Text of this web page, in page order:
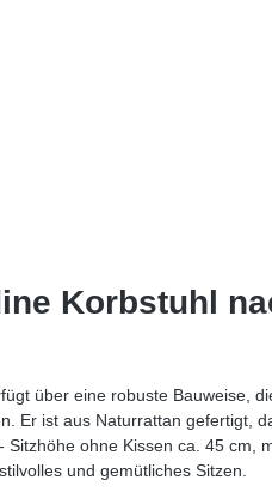
Korbstuhl
über eine robuste Bauweise,
Er ist aus Naturrattan gefertigt,
ohne Kissen ca. 45 cm,
und gemütliches Sitzen.